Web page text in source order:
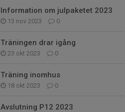
Information om julpaketet 2023
13 nov 2023 0
Träningen drar igång
23 okt 2023 0
Träning inomhus
18 okt 2023 0
Avslutning P12 2023